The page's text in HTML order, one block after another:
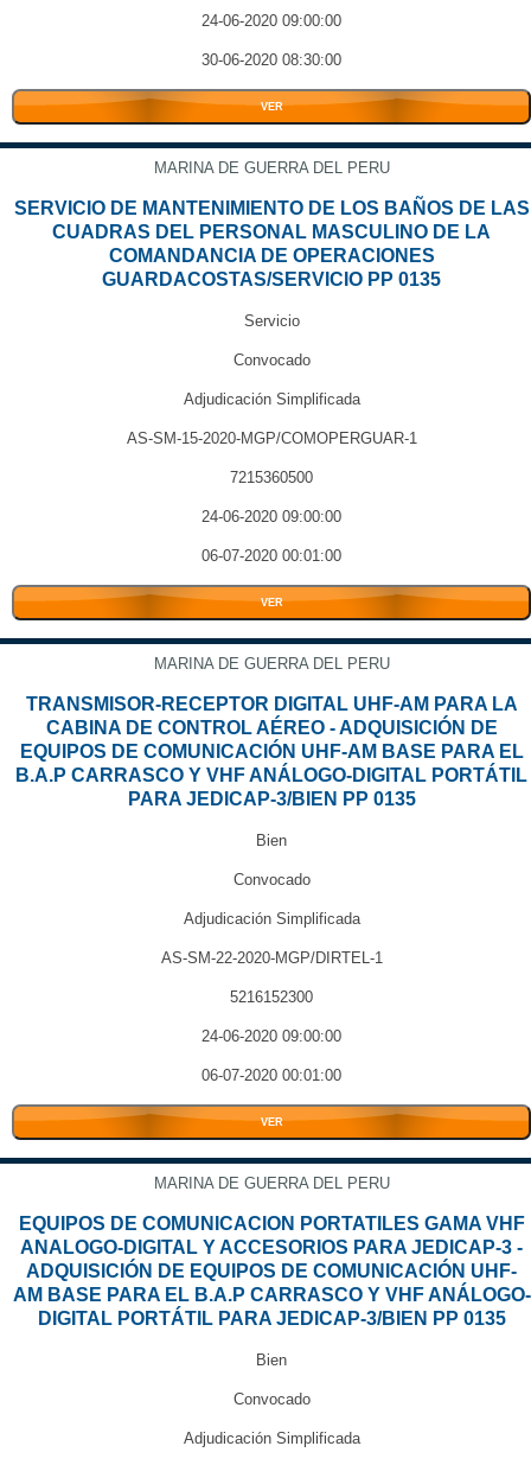
24-06-2020 09:00:00
30-06-2020 08:30:00
VER
MARINA DE GUERRA DEL PERU
SERVICIO DE MANTENIMIENTO DE LOS BAÑOS DE LAS
CUADRAS DEL PERSONAL MASCULINO DE LA
COMANDANCIA DE OPERACIONES
GUARDACOSTAS/SERVICIO PP 0135
Servicio
Convocado
Adjudicación Simplificada
AS-SM-15-2020-MGP/COMOPERGUAR-1
7215360500
24-06-2020 09:00:00
06-07-2020 00:01:00
VER
MARINA DE GUERRA DEL PERU
TRANSMISOR-RECEPTOR DIGITAL UHF-AM PARA LA
CABINA DE CONTROL AÉREO - ADQUISICIÓN DE
EQUIPOS DE COMUNICACIÓN UHF-AM BASE PARA EL
B.A.P CARRASCO Y VHF ANÁLOGO-DIGITAL PORTÁTIL
PARA JEDICAP-3/BIEN PP 0135
Bien
Convocado
Adjudicación Simplificada
AS-SM-22-2020-MGP/DIRTEL-1
5216152300
24-06-2020 09:00:00
06-07-2020 00:01:00
VER
MARINA DE GUERRA DEL PERU
EQUIPOS DE COMUNICACION PORTATILES GAMA VHF
ANALOGO-DIGITAL Y ACCESORIOS PARA JEDICAP-3 -
ADQUISICIÓN DE EQUIPOS DE COMUNICACIÓN UHF-
AM BASE PARA EL B.A.P CARRASCO Y VHF ANÁLOGO-
DIGITAL PORTÁTIL PARA JEDICAP-3/BIEN PP 0135
Bien
Convocado
Adjudicación Simplificada